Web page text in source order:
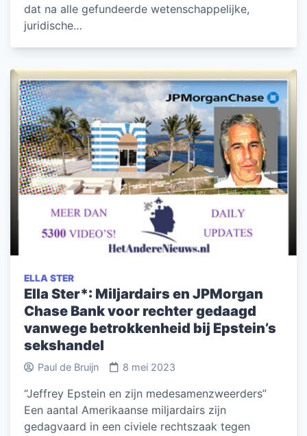
dat na alle gefundeerde wetenschappelijke,
juridische…
ELLA STER
Ella Ster*: Miljardairs en JPMorgan
Chase Bank voor rechter gedaagd
vanwege betrokkenheid bij Epstein’s
sekshandel
Paul de Bruijn 8 mei 2023
“Jeffrey Epstein en zijn medesamenzweerders”
Een aantal Amerikaanse miljardairs zijn
gedagvaard in een civiele rechtszaak tegen